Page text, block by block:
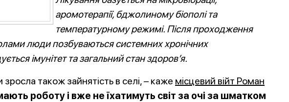
аромотерапії, бджолиному біополі та
температурному режимі. Після проходження
люди позбуваються системних хронічних
імунітет тазагальний стан здоров’я.
також зайнятість в селі, – каже місцевий війт Роман
роботу і вже не їхатимуть світ за очі за шматком